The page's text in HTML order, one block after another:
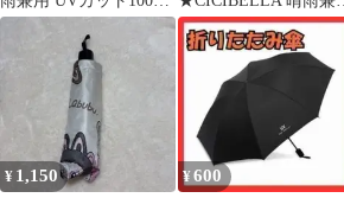
直径108cm
折りたたみ傘 ライラ
クアッシュ
¥ 1,150 ¥600